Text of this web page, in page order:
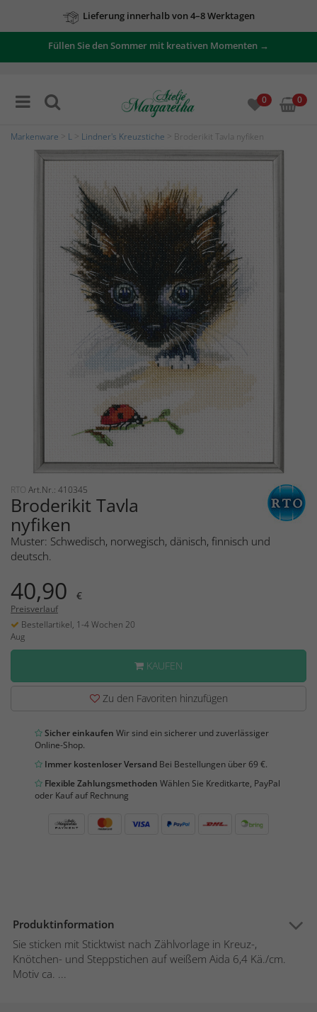
Lieferung innerhalb von 4–8 Werktagen
Füllen Sie den Sommer mit kreativen Momenten →
0 0
Markenware L Lindner's Kreuzstiche > Broderikit Tavla nyfiken
RTO Art.Nr.: 410345
Broderikit Tavla
nyfiken
Muster: Schwedisch, norwegisch, dänisch, finnisch und
deutsch.
40,90 €
Preisverlauf
Bestellartikel, 1-4 Wochen 20
Aug
KAUFEN
Zu den Favoriten hinzufügen
Sicher einkaufen Wir sind ein sicherer und zuverlässiger
Online-Shop.
Immer kostenloser Versand Bei Bestellungen über 69 €.
Flexible Zahlungsmethoden Wählen Sie Kreditkarte, PayPal
oder Kauf auf Rechnung
Produktinformation
Sie sticken mit Sticktwist nach Zählvorlage in Kreuz-,
Knötchen- und Steppstichen auf weißem Aida 6,4 Kä./cm.
Motiv ca. ...